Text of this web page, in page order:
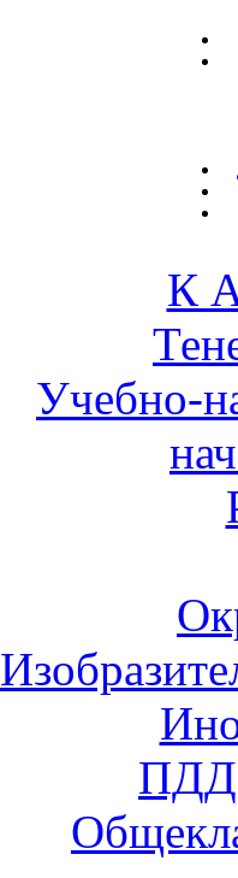
К
Учебно-
ПДД